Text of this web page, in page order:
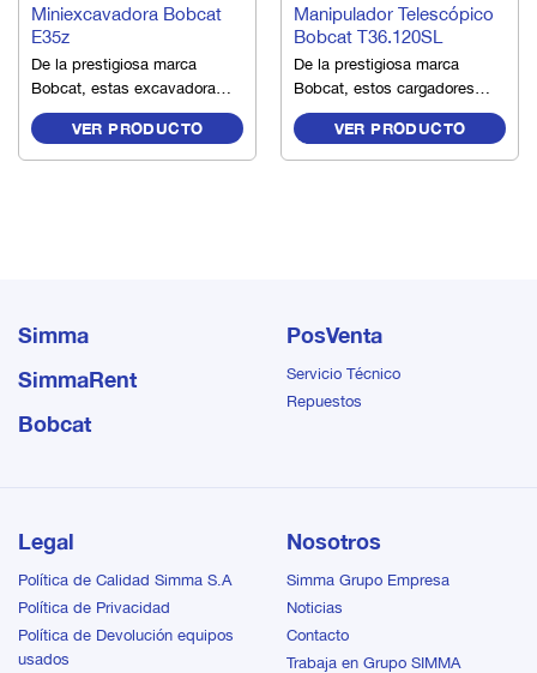
Miniexcavadora Bobcat
E35z
De la prestigiosa marca
Bobcat, estas excavadoras
compactas son conocidas
por ofrecer rendimiento,
confiabilidad y comodidad
VER PRODUCTO
Manipulador Telescópico
Bobcat T36.120SL
De la prestigiosa marca
Bobcat, estos cargadores
telescópicos serie T están
hechos para realizar
trabajos pesados y
VER PRODUCTO
Simma
SimmaRent
Bobcat
PosVenta
Servicio Técnico
Repuestos
Legal
Política de Calidad Simma S.A
Política de Privacidad
Política de Devolución equipos
usados
Nosotros
Simma Grupo Empresa
Noticias
Contacto
Trabaja en Grupo SIMMA